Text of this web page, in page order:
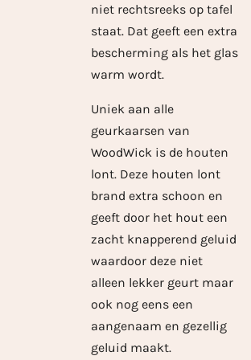
niet rechtsreeks op tafel
staat. Dat geeft een extra
bescherming als het glas
warm wordt.
Uniek aan alle
geurkaarsen van
WoodWick is de houten
lont. Deze houten lont
brand extra schoon en
geeft door het hout een
zacht knapperend geluid
waardoor deze niet
alleen lekker geurt maar
ook nog eens een
aangenaam en gezellig
geluid maakt.